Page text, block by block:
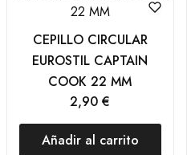
CEPILLO CIRCULAR
EUROSTIL CAPTAIN
COOK 22 MM
2,90 €
Añadir al carrito